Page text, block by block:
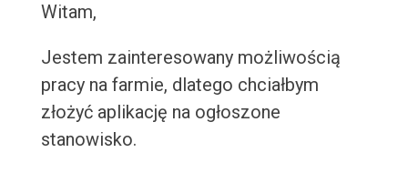
Witam,
Jestem zainteresowany możliwością
pracy na farmie, dlatego chciałbym
złożyć aplikację na ogłoszone
stanowisko.